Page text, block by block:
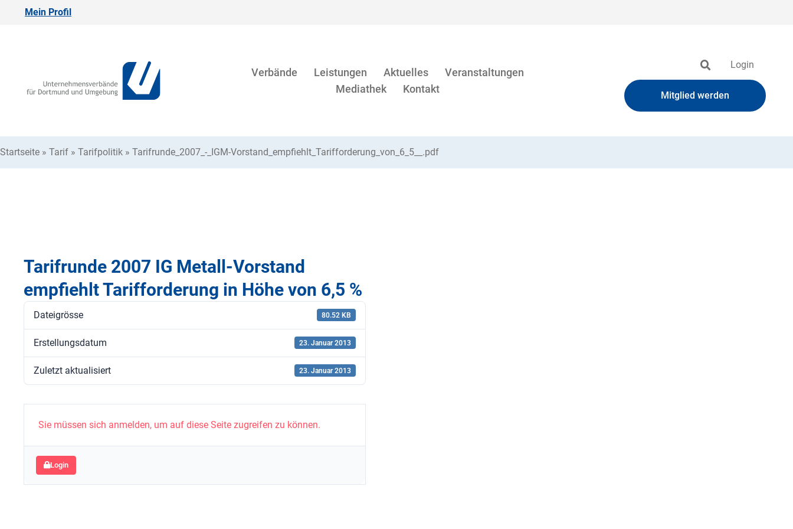
Mein Profil
Verbände Leistungen Aktuelles
Veranstaltungen
Mediathek
Kontakt
Login
Mitglied werden
Startseite » Tarif » Tarifpolitik » Tarifrunde_2007_-_IGM-Vorstand_empfiehlt_Tarifforderung_von_6_5__.pdf
Tarifrunde 2007 IG Metall-Vorstand
empfiehlt Tarifforderung in Höhe von 6,5 %
Dateigrösse 80.52 KB
Erstellungsdatum 23. Januar 2013
Zuletzt aktualisiert 23. Januar 2013
Sie müssen sich anmelden, um auf diese Seite zugreifen zu können.
Login